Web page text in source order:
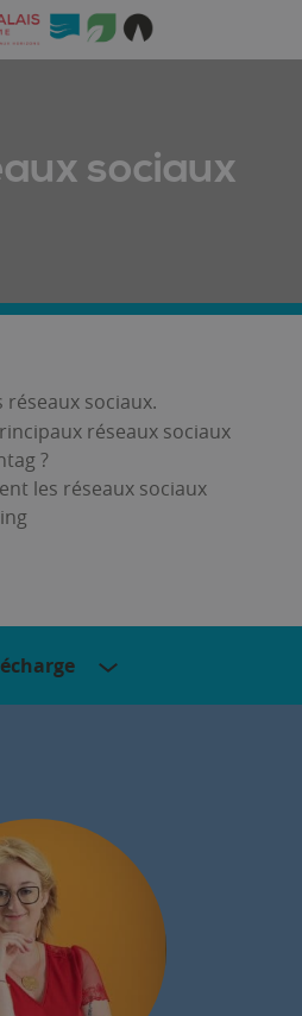
sociaux
sociaux.
réseaux sociaux
?
les réseaux sociaux